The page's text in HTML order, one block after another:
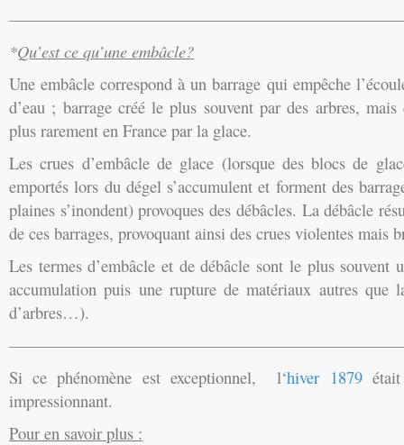
*Qu’est ce qu’une embâcle?
Une embâcle correspond à un barrage qui empêche
d’eau ; barrage créé le plus souvent par des arbres,
plus rarement en France par la glace.
Les crues d’embâcle de glace (lorsque des blocs de
emportés lors du dégel s’accumulent et forment des
plaines s’inondent) provoques des débâcles. La débâcle
de ces barrages, provoquant ainsi des crues violentes mais
Les termes d’embâcle et de débâcle sont le plus souvent
accumulation puis une rupture de matériaux autres que
d’arbres…).
Si ce phénomène est exceptionnel, l‘hiver 1879
impressionnant.
Pour en savoir plus :